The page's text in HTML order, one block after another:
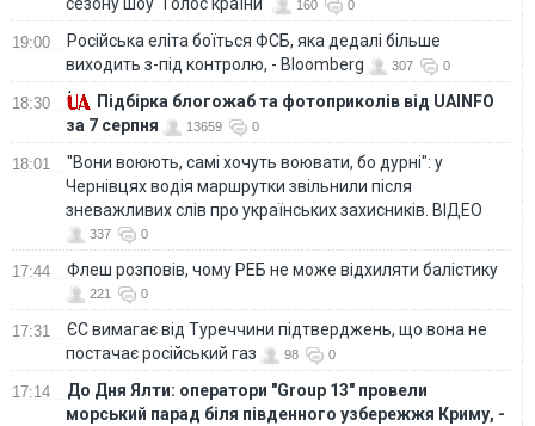
сезону шоу "Голос країни" 160 0
19:00
Російська еліта боїться ФСБ, яка дедалі більше
виходить з-під контролю, - Bloomberg
307 0
18:30
Підбірка блогожаб та фотоприколів від UAINFO
за 7 серпня
13659 0
18:01
"Вони воюють, самі хочуть воювати, бо дурні": у
Чернівцях водія маршрутки звільнили після
зневажливих слів про українських захисників. ВІДЕО
337 0
17:44 Флеш розповів, чому РЕБ не може відхиляти балістику
221 0
17:31
ЄС вимагає від Туреччини підтверджень, що вона не
постачає російський газ
98 0
17:14
До Дня Ялти: оператори "Group 13" провели
морський парад біля південного узбережжя Криму, -